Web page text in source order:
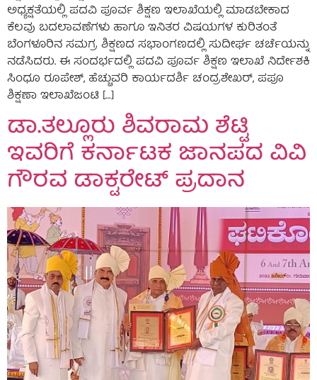
ಅಧ್ಯಕ್ಷತೆಯಲ್ಲಿ ಪದವಿ ಪೂರ್ವ ಶಿಕ್ಷಣ ಇಲಾಖೆಯಲ್ಲಿ ಮಾಡಬೇಕಾದ
ಕೆಲವು ಬದಲಾವಣೆಗಳು ಹಾಗೂ ಇನಿತರ ವಿಷಯಗಳ ಕುರಿತಂತೆ
ಬೆಂಗಳೂರಿನ ಸಮಗ್ರ ಶಿಕ್ಷಣದ ಸಭಾಂಗಣದಲ್ಲಿ ಸುದೀರ್ಘ ಚರ್ಚೆಯನ್ನು
ನಡೆಸಿದರು. ಈ ಸಂದರ್ಭದಲ್ಲಿ ಪದವಿ ಪೂರ್ವ ಶಿಕ್ಷಣ ಇಲಾಖೆ ನಿರ್ದೇಶಕಿ
ಸಿಂಧೂ ರೂಪೇಶ್, ಹೆಚ್ಚುವರಿ ಕಾರ್ಯದರ್ಶಿ ಚಂದ್ರಶೇಖರ್, ಪಪೂ
ಶಿಕ್ಷಣಾ ಇಲಾಖೆಜಂಟಿ […]
ಡಾ.ತಲ್ಲೂರು ಶಿವರಾಮ ಶೆಟ್ಟಿ
ಇವರಿಗೆ ಕರ್ನಾಟಕ ಜಾನಪದ ವಿವಿ
ಗೌರವ ಡಾಕ್ಟರೇಟ್ ಪ್ರದಾನ